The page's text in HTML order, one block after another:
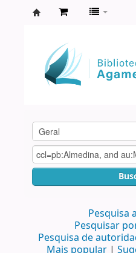
Agamenon
Magalhães
Pesquisa
Pesquisar
Pesquisa de
Mais popular